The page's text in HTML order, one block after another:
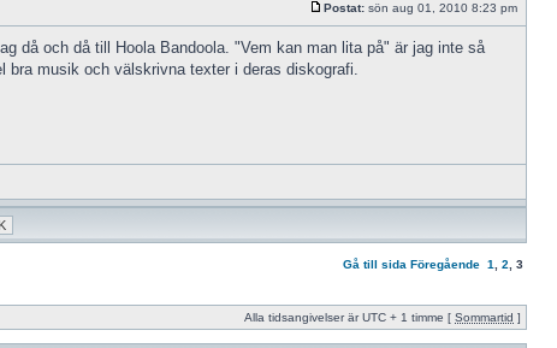
Postat: sön aug 01, 2010 8:23 pm
då och då till Hoola Bandoola. "Vem kan man lita på" är jag inte så
musik och välskrivna texter i deras diskografi.
Gå till sida Föregående 1 2 3
Alla tidsangivelser är UTC + 1 timme [ Sommartid ]